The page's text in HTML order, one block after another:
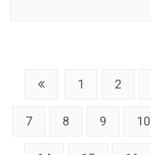
1 2
7 8 9 10